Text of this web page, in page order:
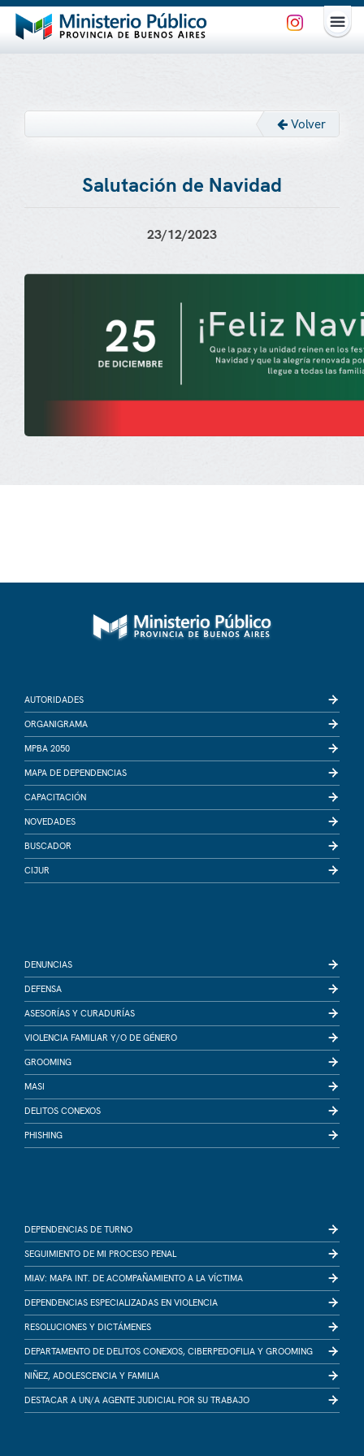
Volver
Salutación de Navidad
23/12/2023
AUTORIDADES
ORGANIGRAMA
MPBA 2050
MAPA DE DEPENDENCIAS
CAPACITACIÓN
NOVEDADES
BUSCADOR
CIJUR
DENUNCIAS
DEFENSA
ASESORÍAS Y CURADURÍAS
VIOLENCIA FAMILIAR Y/O DE GÉNERO
GROOMING
MASI
DELITOS CONEXOS
PHISHING
DEPENDENCIAS DE TURNO
SEGUIMIENTO DE MI PROCESO PENAL
MIAV: MAPA INT. DE ACOMPAÑAMIENTO A LA VÍCTIMA
DEPENDENCIAS ESPECIALIZADAS EN VIOLENCIA
RESOLUCIONES Y DICTÁMENES
DEPARTAMENTO DE DELITOS CONEXOS, CIBERPEDOFILIA Y GROOMING
NIÑEZ, ADOLESCENCIA Y FAMILIA
DESTACAR A UN/A AGENTE JUDICIAL POR SU TRABAJO